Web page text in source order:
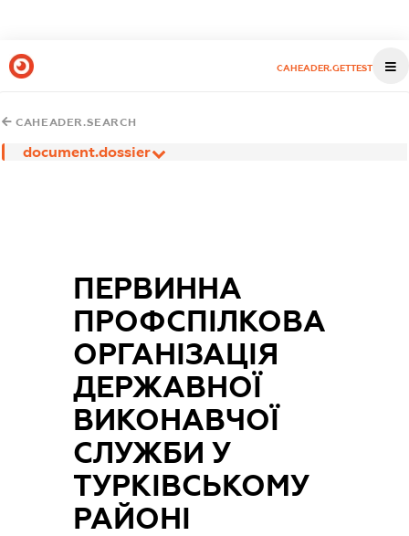
CAHEADER.GETTEST
CAHEADER.SEARCH
document.dossier
ПЕРВИННА
ПРОФСПІЛКОВА
ОРГАНІЗАЦІЯ
ДЕРЖАВНОЇ
ВИКОНАВЧОЇ
СЛУЖБИ У
ТУРКІВСЬКОМУ
РАЙОНІ